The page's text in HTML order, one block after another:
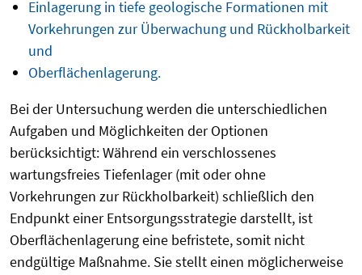
Einlagerung in tiefe geologische Formationen mit
Vorkehrungen zur Überwachung und Rückholbarkeit
und
Oberflächenlagerung.
Bei der Untersuchung werden die unterschiedlichen
Aufgaben und Möglichkeiten der Optionen
berücksichtigt: Während ein verschlossenes
wartungsfreies Tiefenlager (mit oder ohne
Vorkehrungen zur Rückholbarkeit) schließlich den
Endpunkt einer Entsorgungsstrategie darstellt, ist
Oberflächenlagerung eine befristete, somit nicht
endgültige Maßnahme. Sie stellt einen möglicherweise